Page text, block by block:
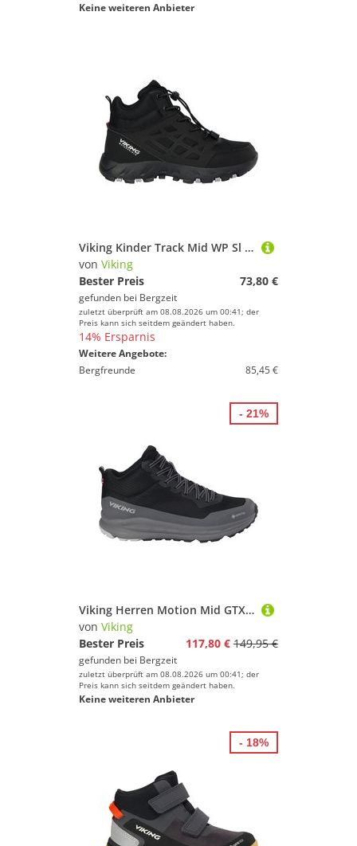
Keine weiteren Anbieter
Viking Kinder Track Mid WP Sl Schuhe
von Viking
Bester Preis
73,80 €
gefunden bei Bergzeit
zuletzt überprüft am 08.08.2026 um 00:41; der
Preis kann sich seitdem geändert haben.
14% Ersparnis
Weitere Angebote:
Bergfreunde
85,45 €
Viking Herren Motion Mid GTX Schuhe
von Viking
Bester Preis
117,80 € 149,95 €
gefunden bei Bergzeit
zuletzt überprüft am 08.08.2026 um 00:41; der
Preis kann sich seitdem geändert haben.
Keine weiteren Anbieter
- 21%
- 18%